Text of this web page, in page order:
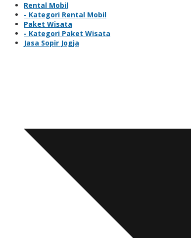
Rental Mobil
- Kategori Rental Mobil
Paket Wisata
- Kategori Paket Wisata
Jasa Sopir Jogja